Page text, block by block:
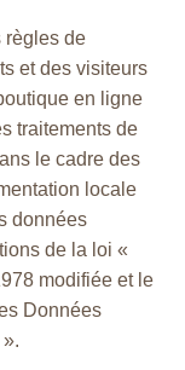
règles de
et des visiteurs
en ligne
traitements de
le cadre des
locale
données
de la loi «
modifiée et le
Données